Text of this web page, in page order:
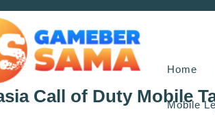
Call of Duty Mobile
Home
Mobile